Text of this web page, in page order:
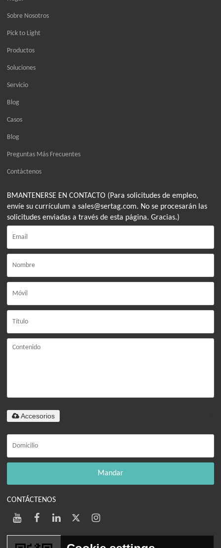
Sobre Nosotros
Pick to Light
Productos
Soluciones
Servicio
Blog
Casos
Blog
Preguntas Más Frecuentes
Contáctenos
BMANTENERSE EN CONTACTO (Para solicitudes de empleo,
envíe su currículum a sales@sertag.com. No se procesarán las
solicitudes enviadas a través de esta página. Gracias.)
Accesorios
Mandar
CONTÁCTENOS